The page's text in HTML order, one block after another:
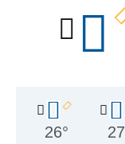
26° 27